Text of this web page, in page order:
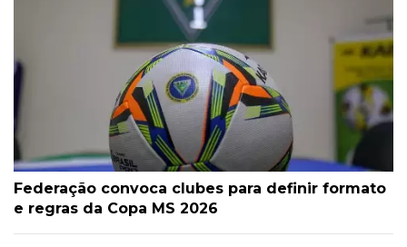
Federação convoca clubes para definir formato
e regras da Copa MS 2026